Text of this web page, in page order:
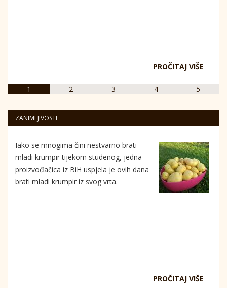
PROČITAJ VIŠE
1 2 3 4 5
ZANIMLJIVOSTI
Iako se mnogima čini nestvarno brati
mladi krumpir tijekom studenog, jedna
proizvođačica iz BiH uspjela je ovih dana
brati mladi krumpir iz svog vrta.
PROČITAJ VIŠE